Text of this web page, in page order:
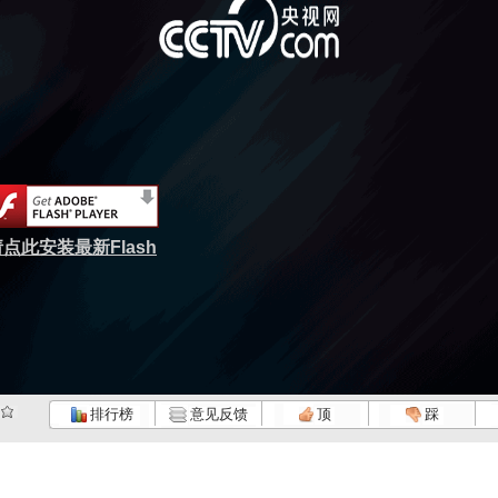
点此安装最新Flash
排行榜 意见反馈 顶 踩